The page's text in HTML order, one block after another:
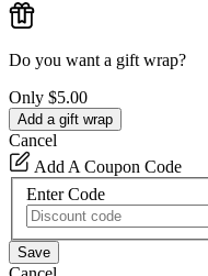
Do you want a gift wrap?
Only $5.00
Add a gift wrap
Cancel
Add A Coupon Code
Enter Code
Save